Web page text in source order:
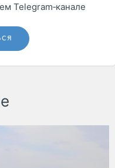
Telegram‑канале